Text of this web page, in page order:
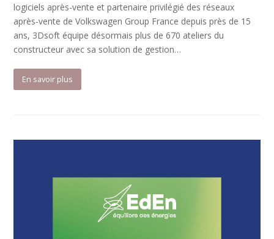
logiciels après-vente et partenaire privilégié des réseaux
après-vente de Volkswagen Group France depuis près de 15
ans, 3Dsoft équipe désormais plus de 670 ateliers du
constructeur avec sa solution de gestion…
En savoir plus